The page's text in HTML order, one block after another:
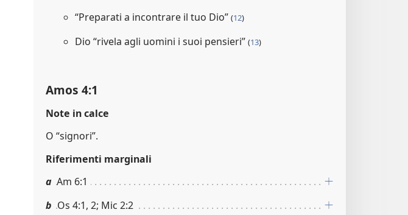
“Preparati a incontrare il tuo Dio” (12)
Dio “rivela agli uomini i suoi pensieri” (13)
Amos 4:1
Note in calce
O “signori”.
Riferimenti marginali
a Am 6:1
b Os 4:1, 2; Mic 2:2